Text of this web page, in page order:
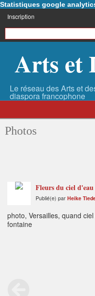
Statistiques google
Inscription
Arts et
Photos
Fleurs du ciel d'eau
Publié(e) par Heike
photo, Versailles, quand
fontaine